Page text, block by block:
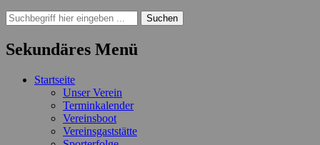
Suchen
Suchen
nach:
Sekundäres Menü
Zum
Startseite
Unser Verein
Terminkalender
Vereinsboot
Vereinsgaststätte